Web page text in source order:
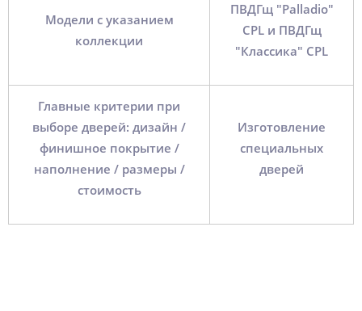
Модели с указанием
коллекции
ПВДГщ "Palladio"
CPL и ПВДГщ
"Классика" CPL
Главные критерии при
выборе дверей: дизайн /
финишное покрытие /
наполнение / размеры /
стоимость
Изготовление
специальных
дверей